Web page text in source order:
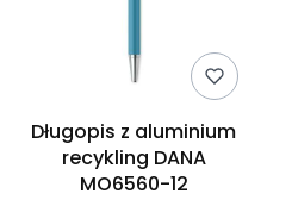
Długopis z aluminium
recykling DANA
MO6560-12